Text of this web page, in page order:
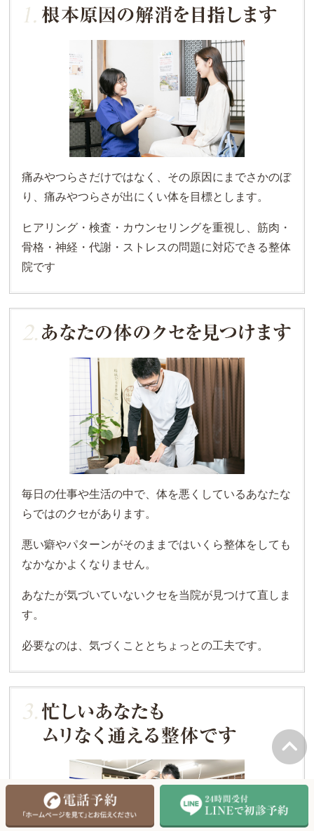
痛みやつらさだけではなく、その原因にまでさかのぼ
り、痛みやつらさが出にくい体を目標とします。
ヒアリング・検査・カウンセリングを重視し、筋肉・
骨格・神経・代謝・ストレスの問題に対応できる整体
院です
毎日の仕事や生活の中で、体を悪くしているあなたな
らではのクセがあります。
悪い癖やパターンがそのままではいくら整体をしても
なかなかよくなりません。
あなたが気づいていないクセを当院が見つけて直しま
す。
必要なのは、気づくこととちょっとの工夫です。